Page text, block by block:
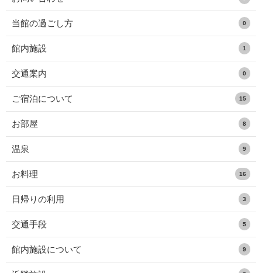
当館の過ごし方 0
館内施設 1
交通案内 0
ご宿泊について 15
お部屋 8
温泉 9
お料理 16
日帰りの利用 3
交通手段 5
館内施設について 9